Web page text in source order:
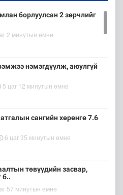
борлуулсан 2 зөрчлийг
2 минутын өмнө
нэмэгдүүлж, аюулгүй
5 цаг 12 минутын өмнө
сангийн хөрөнгө 7.6
6 цаг 35 минутын өмнө
төвүүдийн засвар,
б..
57 минутын өмнө